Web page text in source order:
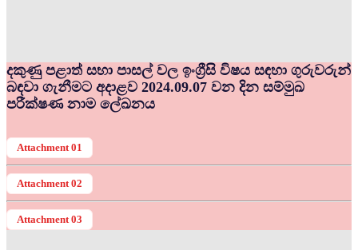
දකුණු පළාත් සභා පාසල් වල ඉංග්‍රීසි විෂය සඳහා ගුරුවරුන්
බඳවා ගැනීමට අදාළව 2024.09.07 වන දින සම්මුඛ
පරීක්ෂණ නාම ලේඛනය
Attachment 01
Attachment 02
Attachment 03